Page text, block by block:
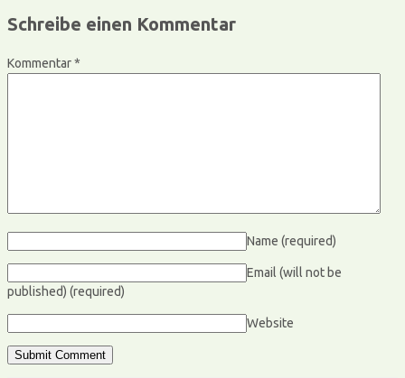
Schreibe einen Kommentar
Kommentar*
Name (required)
Email (will not be
published) (required)
Website